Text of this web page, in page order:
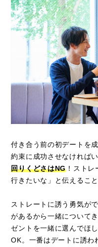
付き合う前の初デートを
約束に成功させなければ
回りくどさはNG ！スト
行きたいな」と伝えるこ
ストレートに誘う勇気が
があるから一緒について
ゼントを一緒に選んでほ
OK。一番はデートに誘わ